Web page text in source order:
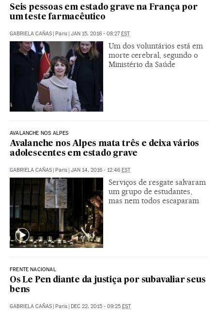
Seis pessoas em estado grave na França por
um teste farmacêutico
GABRIELA CAÑAS | Paris | JAN 15, 2016 - 08:27EST
Um dos voluntários está em
morte cerebral, segundo o
Ministério da Saúde
AVALANCHE NOS ALPES
Avalanche nos Alpes mata três e deixa vários
adolescentes em estado grave
GABRIELA CAÑAS | Paris | JAN 14, 2016 - 12:46 EST
Serviços de resgate salvaram
um grupo de estudantes,
mas nem todos escaparam
FRENTE NACIONAL
Os Le Pen diante da justiça por subavaliar seus
bens
GABRIELA CAÑAS | Paris | DEC 22, 2015 - 09:25 EST